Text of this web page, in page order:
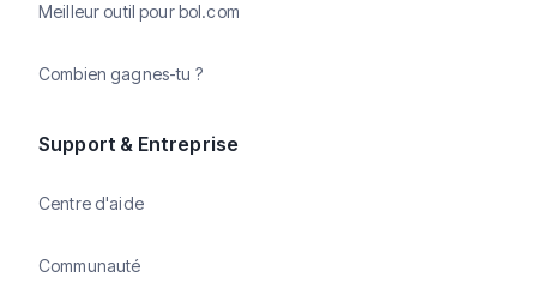
Meilleur outil pour bol.com
Combien gagnes-tu ?
Support & Entreprise
Centre d'aide
Communauté